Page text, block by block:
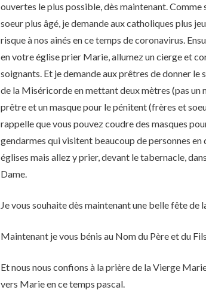
ouvertes le plus possible, dès maintenant.
soeur plus âgé, je demande aux catholiques plus
risque à nos ainés en ce temps de coronavirus.
en votre église prier Marie, allumez un cierge et
soignants. Et je demande aux prêtres de donner
de la Miséricorde en mettant deux mètres (pas un
prêtre et un masque pour le pénitent (frères et
rappelle que vous pouvez coudre des masques
gendarmes qui visitent beaucoup de personnes
églises mais allez y prier, devant le tabernacle,
Dame.
Je vous souhaite dès maintenant une belle fête
Maintenant je vous bénis au Nom du Père et du
Et nous nous confions à la prière de la Vierge
vers Marie en ce temps pascal.